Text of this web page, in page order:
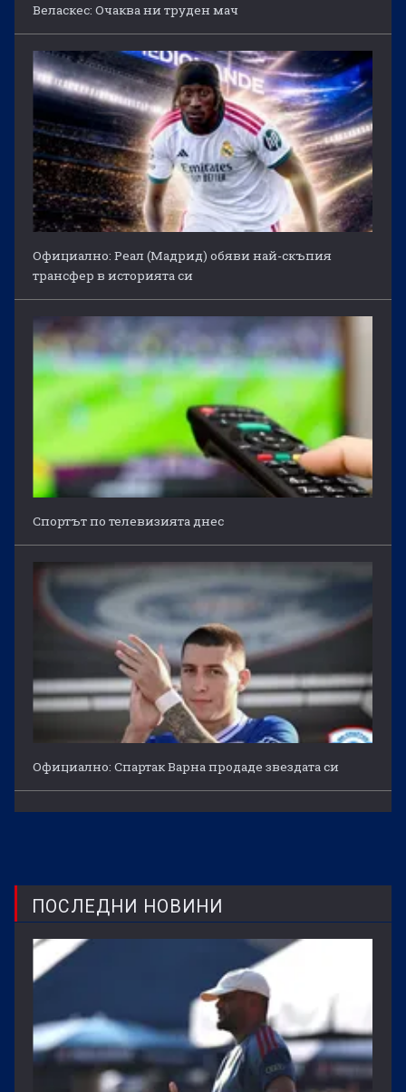
Веласкес: Очаква ни труден мач
Официално: Реал (Мадрид) обяви най-скъпия
трансфер в историята си
Спортът по телевизията днес
Официално: Спартак Варна продаде звездата си
ПОСЛЕДНИ НОВИНИ